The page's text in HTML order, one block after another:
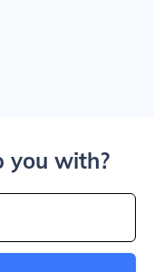
you with?